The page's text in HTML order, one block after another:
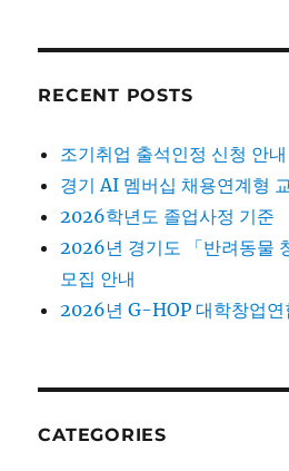
RECENT POSTS
조기취업 출석인정 신청 안내
경기 AI 멤버십 채용연계형
2026학년도 졸업사정 기준
2026년 경기도 「반려동물
모집 안내
2026년 G-HOP 대학창업연
CATEGORIES